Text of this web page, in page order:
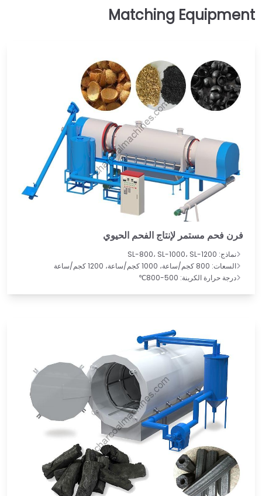
فرن فحم مستمر لإنتاج الفحم الحيوي
نماذج: SL-800، SL-1000، SL-1200
السعات: 800 كجم/ساعة، 1000 كجم/ساعة، 1200 كجم/ساعة
درجة حرارة الكربنة: 500-800℃